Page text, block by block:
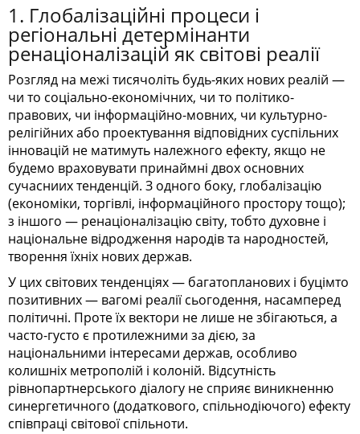
1. Глобалізаційні процеси і
регіональні детермінанти
ренаціоналізацій як світові реалії
Розгляд на межі тисячоліть будь-яких нових реалій —
чи то соціально-економічних, чи то політико-
правових, чи інформаційно-мовних, чи культурно-
релігійних або проектування відповідних суспільних
інновацій не матимуть належного ефекту, якщо не
будемо враховувати принаймні двох основних
сучасниих тенденцій. З одного боку, глобалізацію
(економіки, торгівлі, інформаційного простору тощо);
з іншого — ренаціоналізацію світу, тобто духовне і
національне відродження народів та народностей,
творення їхніх нових держав.
У цих світових тенденціях — багатопланових і буцімто
позитивних — вагомі реалії сьогодення, насамперед
політичні. Проте їх вектори не лише не збігаються, а
часто-густо є протилежними за дією, за
національними інтересами держав, особливо
колишніх метрополій і колоній. Відсутність
рівнопартнерського діалогу не сприяє виникненню
синергетичного (додаткового, спільнодіючого) ефекту
співпраці світової спільноти.